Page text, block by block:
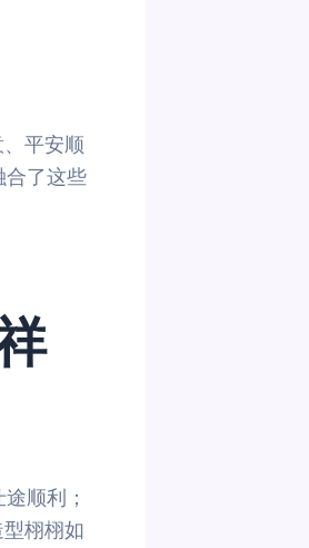
平安顺
合了这些
顺利；
栩栩如